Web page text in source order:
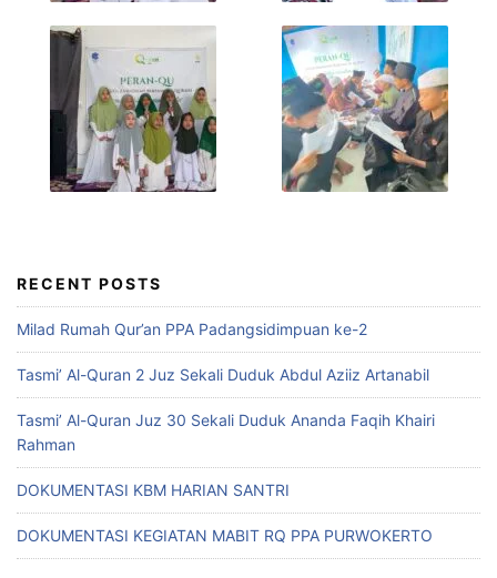
RECENT POSTS
Milad Rumah Qur’an PPA Padangsidimpuan ke-2
Tasmi’ Al-Quran 2 Juz Sekali Duduk Abdul Aziiz Artanabil
Tasmi’ Al-Quran Juz 30 Sekali Duduk Ananda Faqih Khairi
Rahman
DOKUMENTASI KBM HARIAN SANTRI
DOKUMENTASI KEGIATAN MABIT RQ PPA PURWOKERTO